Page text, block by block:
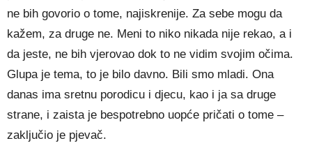
ne bih govorio o tome, najiskrenije. Za sebe mogu da
kažem, za druge ne. Meni to niko nikada nije rekao, a i
da jeste, ne bih vjerovao dok to ne vidim svojim očima.
Glupa je tema, to je bilo davno. Bili smo mladi. Ona
danas ima sretnu porodicu i djecu, kao i ja sa druge
strane, i zaista je bespotrebno uopće pričati o tome –
zaključio je pjevač.